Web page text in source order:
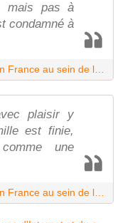
mais pas à
condamné à
plaisir y
est finie,
une